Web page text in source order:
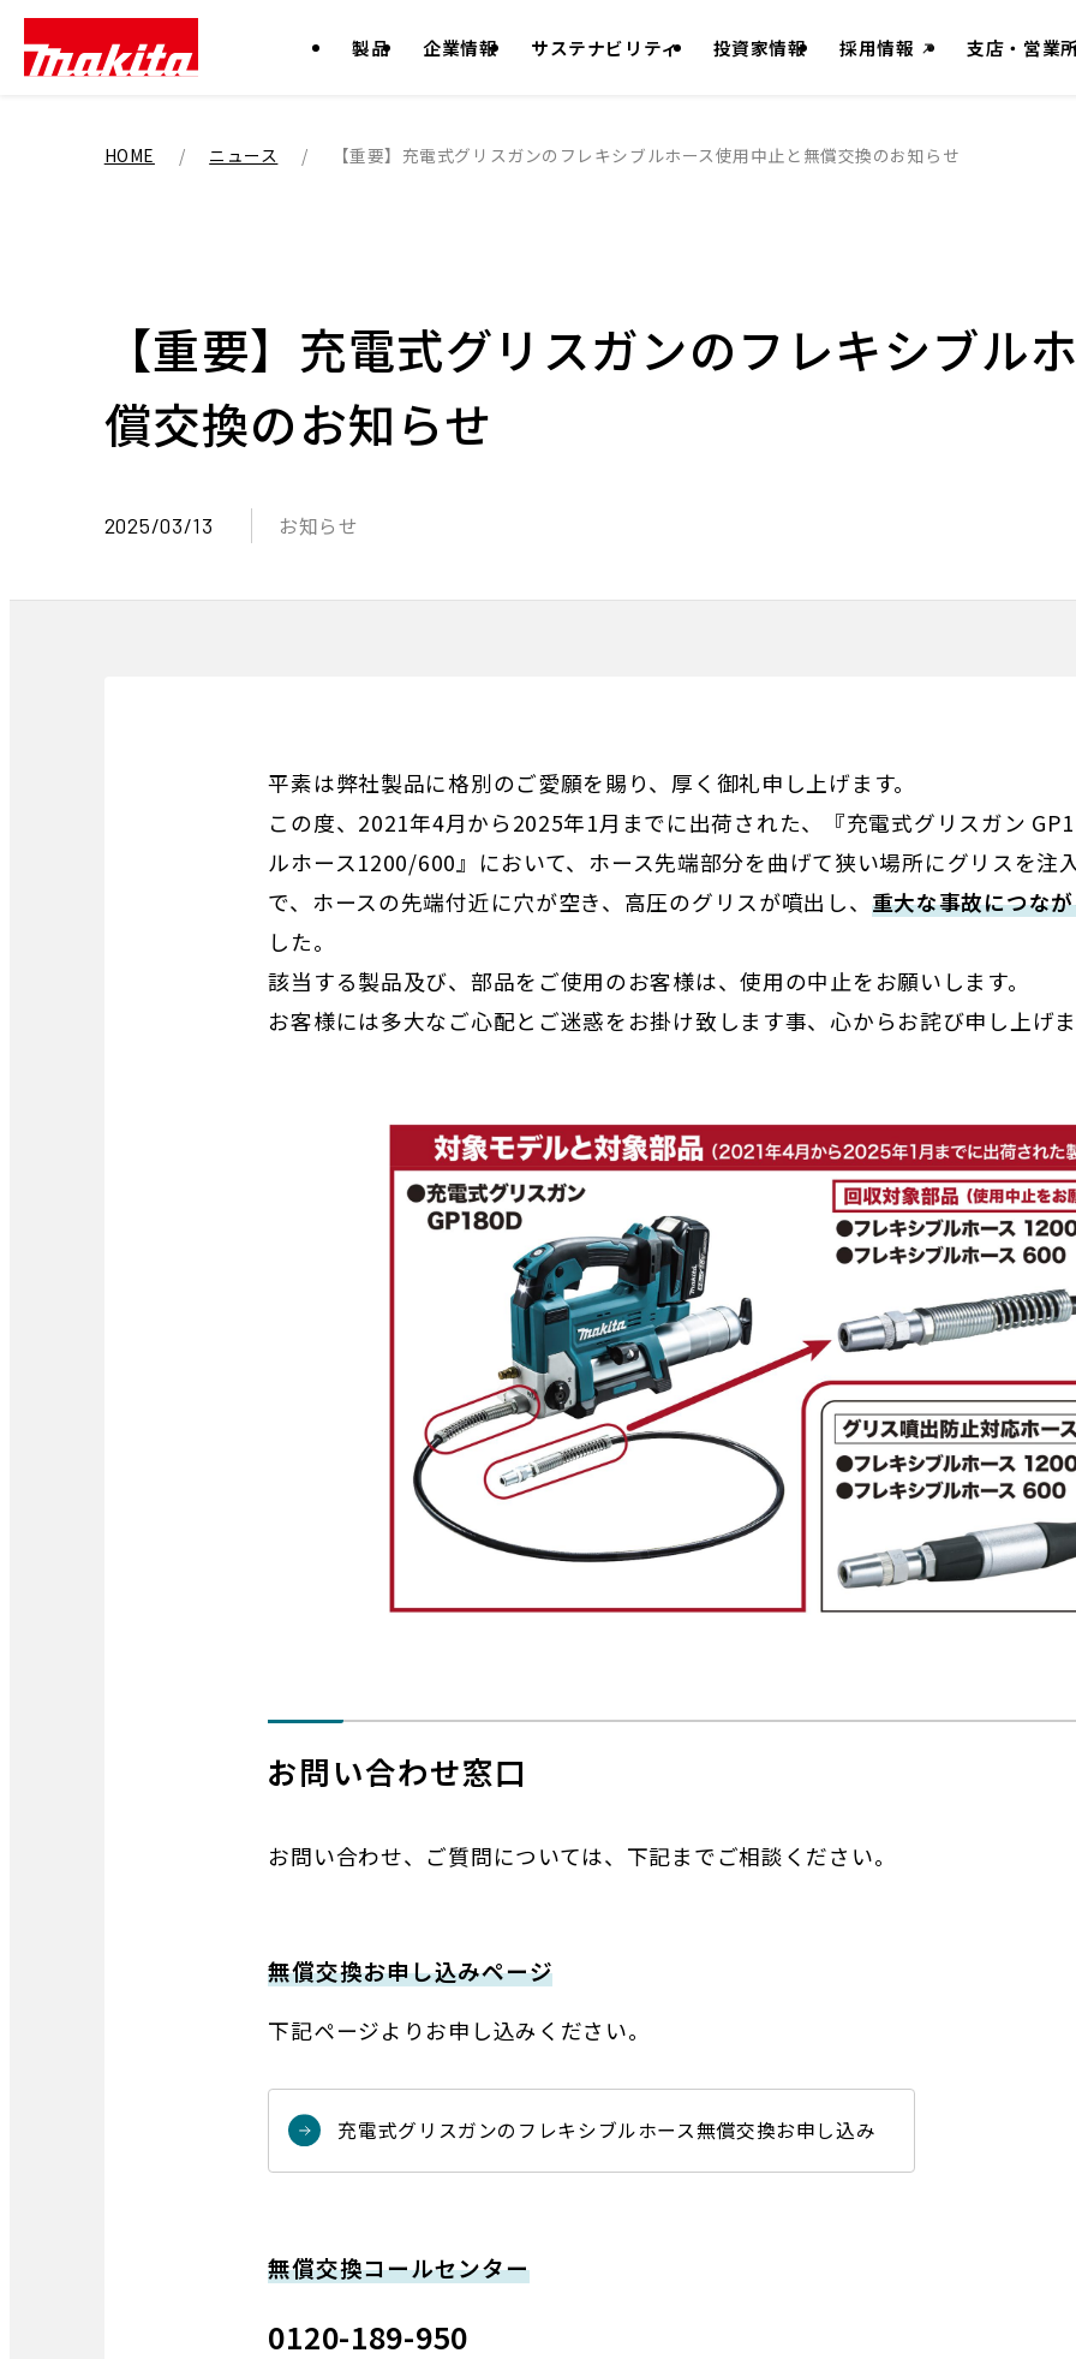
製品 企業情報 サステナビリティ 投資家情報
外
イ
ン
採用情報 支店・営業
HOME ニュース 【重要】充電式グリスガンのフレキシブルホース使用中止と無償交換のお知らせ
【重要】充電式グリスガンのフレキシブル
償交換のお知らせ
2025/03/13 お知らせ
平素は弊社製品に格別のご愛願を賜り、厚く御礼申し上げます。
この度、2021年4月から2025年1月までに出荷された、『充電式グリスガン
ルホース1200/600』において、ホース先端部分を曲げて狭い場所にグリスを注
で、ホースの先端付近に穴が空き、高圧のグリスが噴出し、 重大な事故につな
した。
該当する製品及び、部品をご使用のお客様は、使用の中止をお願いします。
お客様には多大なご心配とご迷惑をお掛け致します事、心からお詫び申し上げ
お問い合わせ窓口
お問い合わせ、ご質問については、下記までご相談ください。
無償交換お申し込みページ
下記ページよりお申し込みください。
充電式グリスガンのフレキシブルホース無償交換お申し込み
無償交換コールセンター
0120-189-950